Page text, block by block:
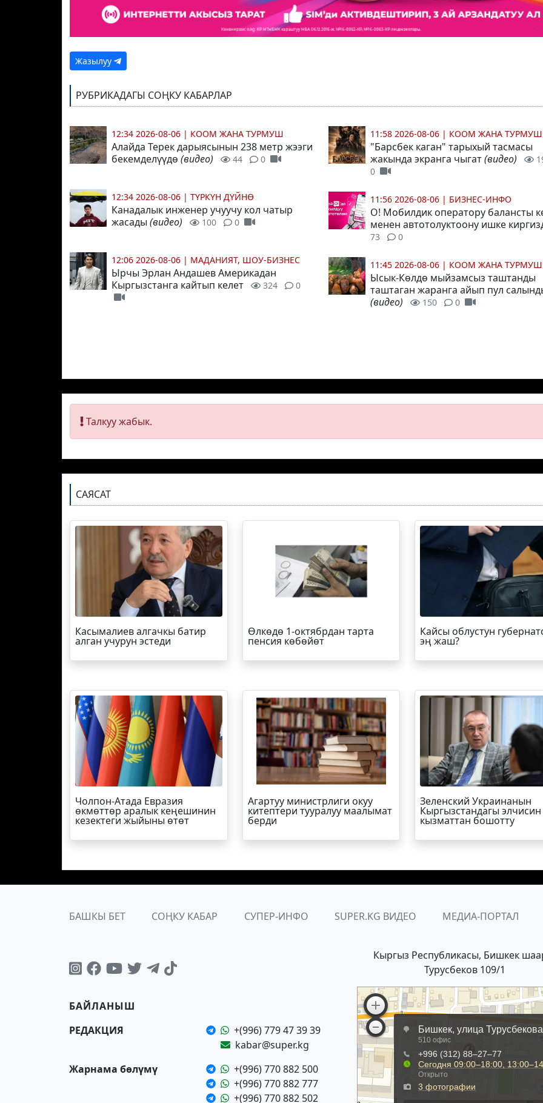
Жазылуу
РУБРИКАДАГЫ СОҢКУ КАБАРЛАР
12:34 2026-08-06 | КООМ ЖАНА ТУРМУШ
Алайда Терек дарыясынын 238 метр жээги
бекемделүүдө(видео) 44 0
12:34 2026-08-06 | ТҮРКҮН ДҮЙНӨ
Канадалык инженер учуучу кол чатыр
жасады(видео) 100 0
12:06 2026-08-06 | МАДАНИЯТ, ШОУ-БИЗНЕС
Ырчы Эрлан Андашев Америкадан
Кыргызстанга кайтып келет
324 0
11:58 2026-08-06 | КООМ ЖАНА ТУРМУШ
"Барсбек каган" тарыхый тасмасы
жакында экранга чыгат(видео)
0
11:56 2026-08-06 | БИЗНЕС-ИНФО
О! Мобилдик оператору балансты
менен автотолуктоону ишке
73 0
11:45 2026-08-06 | КООМ ЖАНА ТУРМУШ
Ысык-Көлдө мыйзамсыз таштанды
таштаган жаранга айып пул
(видео)
150 0
Талкуу жабык.
САЯСАТ
Касымалиев алгачкы батир
алган учурун эстеди
Өлкөдө 1-октябрдан тарта
пенсия көбөйөт
Кайсы облустун
эң жаш?
Чолпон-Атада Евразия
өкмөттөр аралык кеңешинин
кезектеги жыйыны өтөт
Агартуу министрлиги окуу
китептери тууралуу маалымат
берди
Зеленский Украинанын
Кыргызстандагы элчисин
кызматтан бошотту
БАШКЫ БЕТ СОҢКУ КАБАР СУПЕР-ИНФО SUPER.KG ВИДЕО МЕДИА-ПОРТАЛ
БАЙЛАНЫШ
РЕДАКЦИЯ
+(996) 779 47 39 39
kabar@super.kg
Жарнама бөлүмү
+(996) 770 882 500
+(996) 770 882 777
+(996) 770 882 502
Кыргыз Республикасы, Бишкек
Турусбеков 109/1